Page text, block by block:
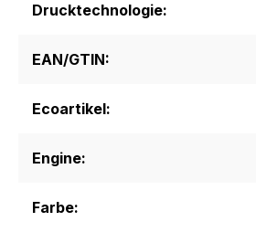
Drucktechnologie:
EAN/GTIN:
Ecoartikel:
Engine:
Farbe: